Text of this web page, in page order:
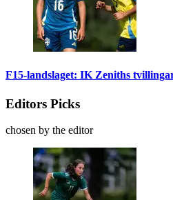
F15-landslaget: IK Zeniths
Editors Picks
chosen by the editor